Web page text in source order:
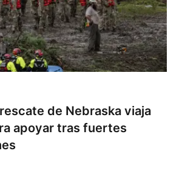
de Nebraska viaja
apoyar tras fuertes